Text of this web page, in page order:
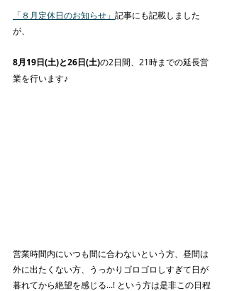
「８月定休日のお知らせ」 記事にも記載しました
が、
8月19日(土)と26日(土)の2日間、21時までの延長営
業を行います♪
営業時間内にいつも間に合わないという方、昼間は
外に出たくない方、うっかりゴロゴロしすぎて日が
暮れてから絶望を感じる...! という方は是非この日程